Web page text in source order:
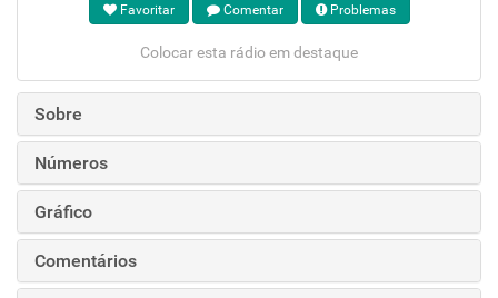
Favoritar Comentar Problemas
Colocar esta rádio em destaque
Sobre
Números
Gráfico
Comentários